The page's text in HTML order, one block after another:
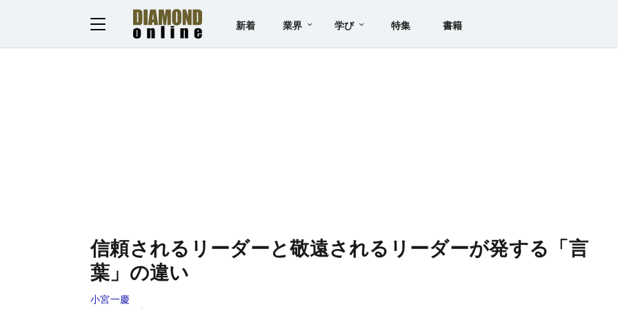
新着 業界 学び 特集 書籍
信頼されるリーダーと敬遠されるリーダーが発する「言
葉」の違い
小宮一慶